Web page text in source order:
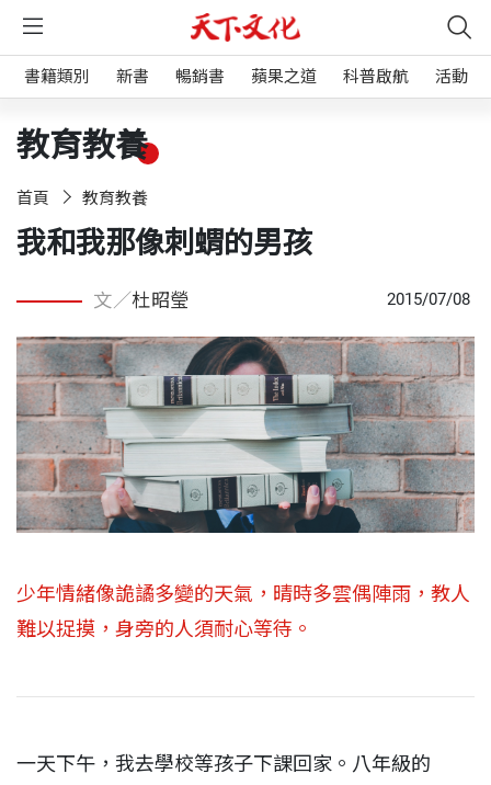
書籍類別 新書 暢銷書 蘋果之道 科普啟航 活動
教育教養
首頁 教育教養
我和我那像刺蝟的男孩
文／杜昭瑩 2015/07/08
少年情緒像詭譎多變的天氣，晴時多雲偶陣雨，教人
難以捉摸，身旁的人須耐心等待。
一天下午，我去學校等孩子下課回家。八年級的